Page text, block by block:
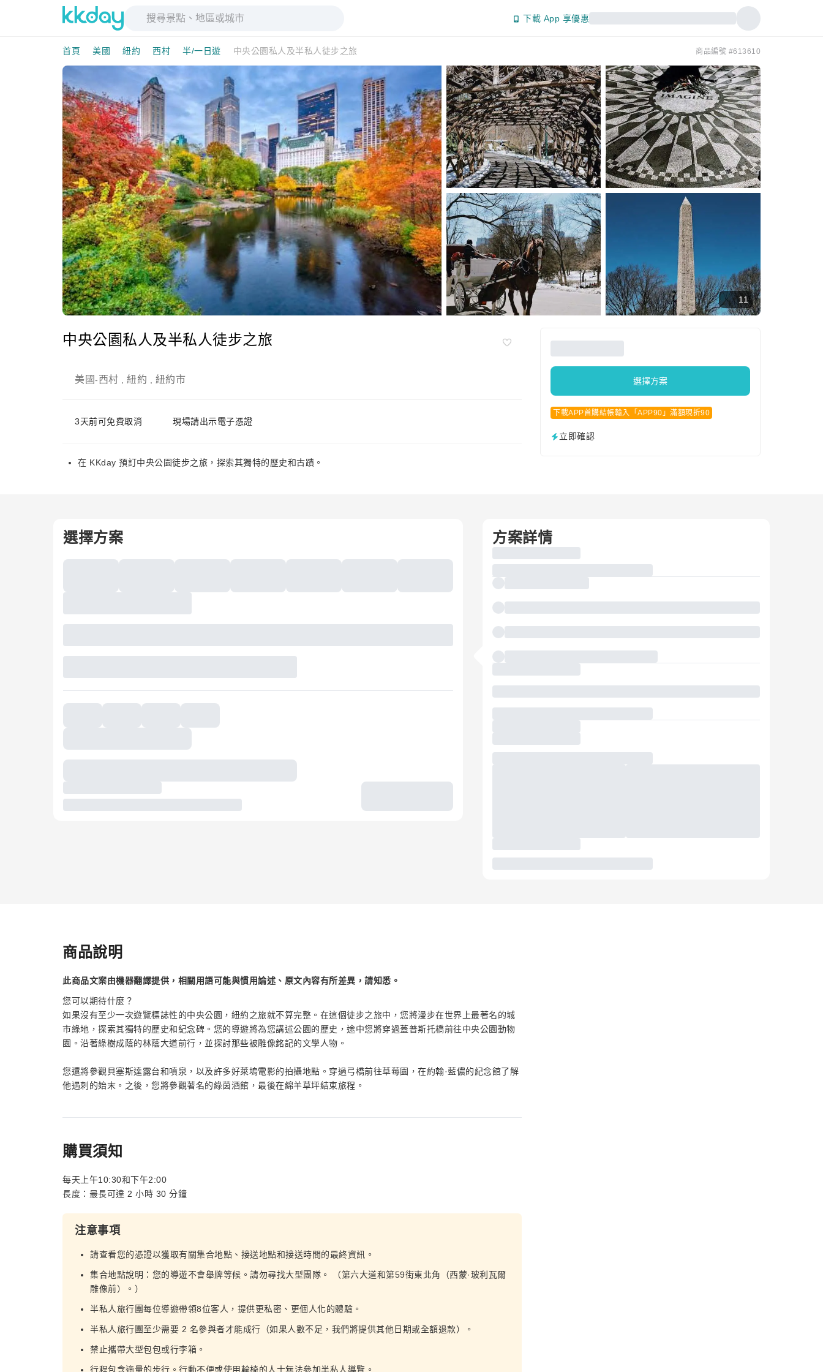
下載 App 享優惠
首頁 美國 紐約 西村 半/一日遊 中央公園私人及半私人徒步之旅 商品編號 #613610
11
中央公園私人及半私人徒步之旅
美國-西村 紐約 紐約市
3天前可免費取消 現場請出示電子憑證
在 KKday 預訂中央公園徒步之旅，探索其獨特的歷史和古蹟。
選擇方案
下載APP首購結帳輸入「APP90」滿額現折90
立即確認
選擇方案 方案詳情
商品說明
此商品文案由機器翻譯提供，相關用語可能與慣用論述、原文內容有所差異，請知悉。
您可以期待什麼？
如果沒有至少一次遊覽標誌性的中央公園，紐約之旅就不算完整。在這個徒步之旅中，您將漫步在世界上最著名的城
市綠地，探索其獨特的歷史和紀念碑。您的導遊將為您講述公園的歷史，途中您將穿過蓋普斯托橋前往中央公園動物
園。沿著綠樹成蔭的林蔭大道前行，並探討那些被雕像銘記的文學人物。
您還將參觀貝塞斯達露台和噴泉，以及許多好萊塢電影的拍攝地點。穿過弓橋前往草莓園，在約翰·藍儂的紀念館了解
他遇刺的始末。之後，您將參觀著名的綠茵酒館，最後在綿羊草坪結束旅程。
購買須知
每天上午10:30和下午2:00
長度：最長可達 2 小時 30 分鐘
注意事項
請查看您的憑證以獲取有關集合地點、接送地點和接送時間的最終資訊。
集合地點說明：您的導遊不會舉牌等候。請勿尋找大型團隊。 （第六大道和第59街東北角（西蒙·玻利瓦爾
雕像前）。）
半私人旅行團每位導遊帶領8位客人，提供更私密、更個人化的體驗。
半私人旅行團至少需要 2 名參與者才能成行（如果人數不足，我們將提供其他日期或全額退款）。
禁止攜帶大型包包或行李箱。
行程包含適量的步行。行動不便或使用輪椅的人士無法參加半私人導覽。